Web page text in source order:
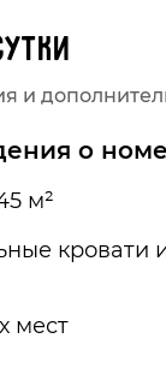
и
о
м²
кровати
мест